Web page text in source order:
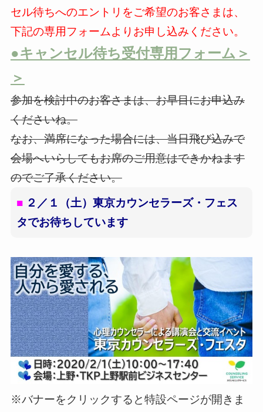
セル待ちへのエントリをご希望のお客さまは、
下記の専用フォームよりお申し込みください。
●キャンセル待ち受付専用フォーム＞
＞
参加を検討中のお客さまは、お早目にお申込み
くださいね。
なお、満席になった場合には、当日飛び込みで
会場へいらしてもお席のご用意はできかねます
のでご了承ください。
■ ２／１（土）東京カウンセラーズ・フェス
タでお待ちしています
※バナーをクリックすると特設ページが開きま